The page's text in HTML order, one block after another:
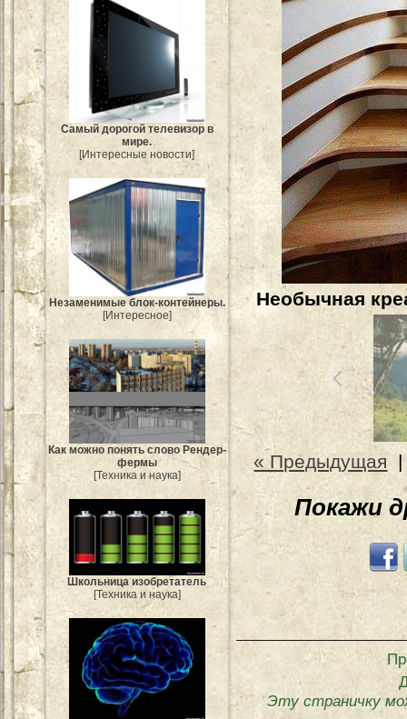
Самый дорогой телевизор в
мире.
[Интересные новости]
Незаменимые блок-контейнеры.
[Интересное]
Как можно понять слово Рендер-
фермы
[Техника и наука]
Школьница изобретатель
[Техника и наука]
Необычная
« Предыдущая
Покажи
Эту страничку